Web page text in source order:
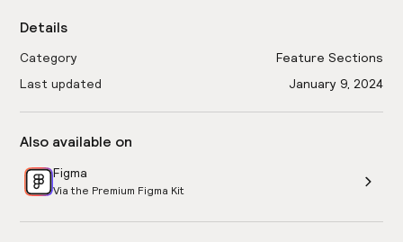
Details
Category
Feature Sections
Last updated
January 9, 2024
Also available on
Figma
Via the Premium Figma Kit